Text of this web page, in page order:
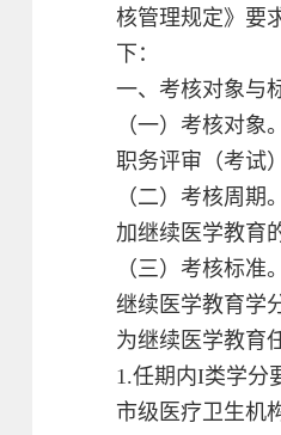
核管理规定》要
下：
一、考核对象与
（一）考核对
职务评审（考试
（二）考核周
加继续医学教
（三）考核标
继续医学教育学
为继续医学教育
1.任期内I类学分
市级医疗卫生机